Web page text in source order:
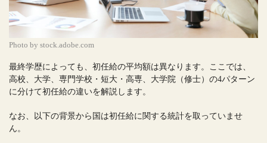
Photo by stock.adobe.com
最終学歴によっても、初任給の平均額は異なります。ここでは、
高校、大学、専門学校・短大・高専、大学院（修士）の4パターン
に分けて初任給の違いを解説します。
なお、以下の背景から国は初任給に関する統計を取っていませ
ん。